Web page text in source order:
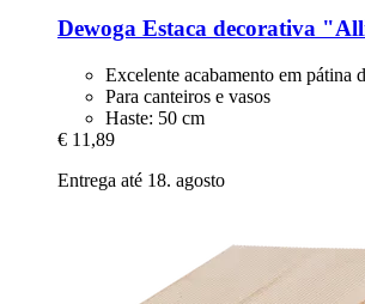
Dewoga Estaca decorativa
Excelente acabamento em pátina
Para canteiros e vasos
Haste: 50 cm
€ 11,89
Entrega até 18. agosto